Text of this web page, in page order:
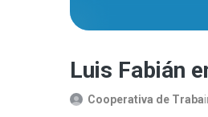
Luis Fabián
Cooperativa de Traba